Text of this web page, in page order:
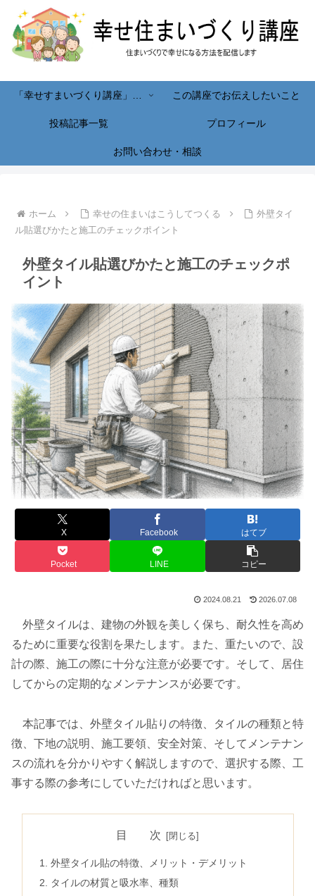
この講座でお伝えしたいこと
投稿記事一覧 プロフィール
お問い合わせ・相談
ホーム 幸せの住まいはこうしてつくる
外壁タイ
ル貼選びかたと施工のチェックポイント
外壁タイル貼選びかたと施工のチェックポ
イント
X Facebook はてブ
Pocket LINE コピー
2024.08.21 2026.07.08
外壁タイルは、建物の外観を美しく保ち、耐久性を高め
るために重要な役割を果たします。また、重たいので、設
計の際、施工の際に十分な注意が必要です。そして、居住
してからの定期的なメンテナンスが必要です。
本記事では、外壁タイル貼りの特徴、タイルの種類と特
徴、下地の説明、施工要領、安全対策、そしてメンテナン
スの流れを分かりやすく解説しますので、選択する際、工
事する際の参考にしていただければと思います。
目 次
外壁タイル貼の特徴、メリット・デメリット
タイルの材質と吸水率、種類